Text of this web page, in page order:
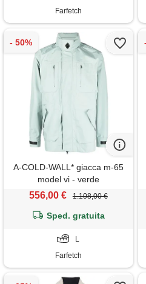
Farfetch
A-COLD-WALL* giacca m-65
model vi - verde
556,00 € 1.108,00 €
Sped. gratuita
L
Farfetch